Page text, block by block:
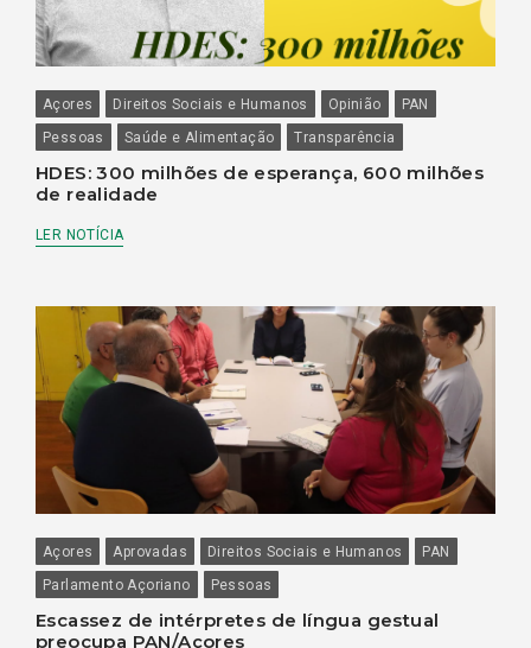
Açores Direitos Sociais e Humanos Opinião
PAN
Pessoas
Saúde e Alimentação Transparência
HDES: 300 milhões de esperança, 600 milhões
de realidade
LER NOTÍCIA
Açores Aprovadas Direitos Sociais e Humanos
PAN
Parlamento Açoriano
Pessoas
Escassez de intérpretes de língua gestual
preocupa PAN/Açores